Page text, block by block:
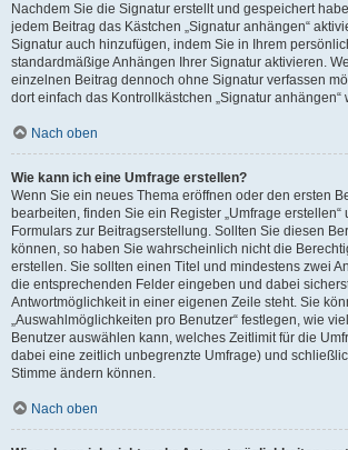
Nachdem Sie die Signatur erstellt und gespeichert
jedem Beitrag das Kästchen „Signatur anhängen“
Signatur auch hinzufügen, indem Sie in Ihrem
standardmäßige Anhängen Ihrer Signatur aktivieren.
einzelnen Beitrag dennoch ohne Signatur verfassen
dort einfach das Kontrollkästchen „Signatur
Nach oben
Wie kann ich eine Umfrage erstellen?
Wenn Sie ein neues Thema eröffnen oder den ersten
bearbeiten, finden Sie ein Register „Umfrage erstellen“
Formulars zur Beitragserstellung. Sollten Sie diesen
können, so haben Sie wahrscheinlich nicht die
erstellen. Sie sollten einen Titel und mindestens zwei
die entsprechenden Felder eingeben und dabei
Antwortmöglichkeit in einer eigenen Zeile steht. Sie
„Auswahlmöglichkeiten pro Benutzer“ festlegen, wie
Benutzer auswählen kann, welches Zeitlimit für die
dabei eine zeitlich unbegrenzte Umfrage) und
Stimme ändern können.
Nach oben